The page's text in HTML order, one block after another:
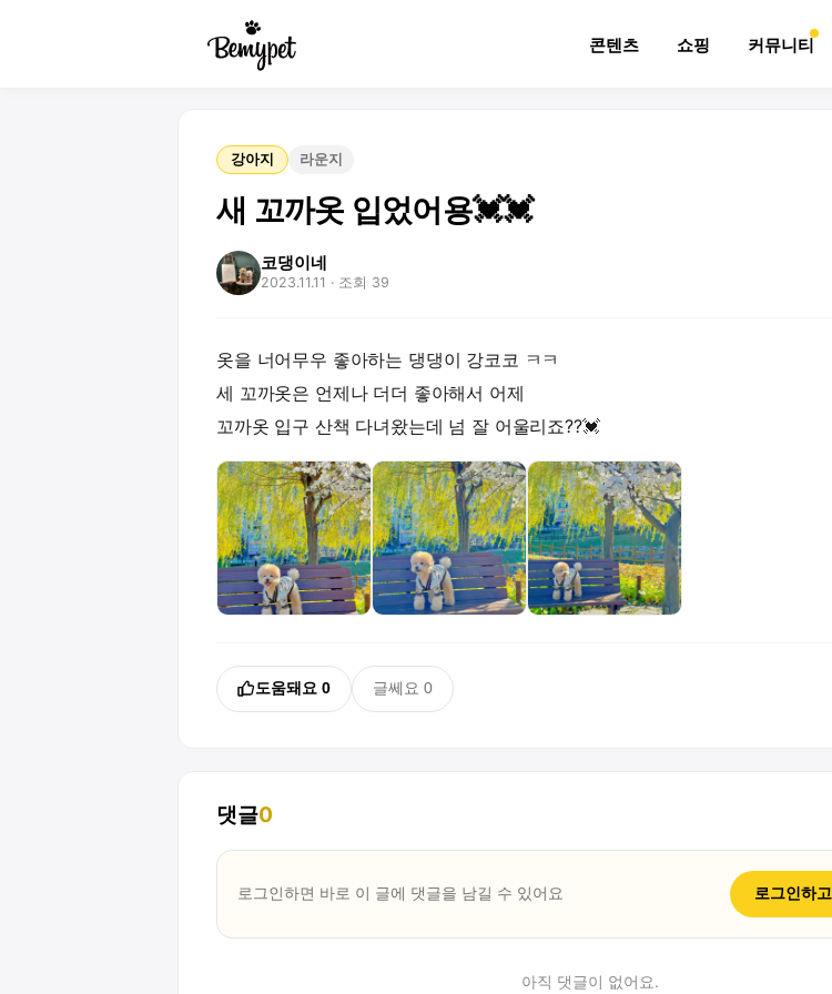
콘텐츠 쇼핑 커뮤니티
강아지 라운지
새 꼬까옷 입었어용💓💓
코댕이네
2023.11.11 · 조회 39
옷을 너어무우 좋아하는 댕댕이 강코코 ㅋㅋ
세 꼬까옷은 언제나 더더 좋아해서 어제
꼬까옷 입구 산책 다녀왔는데 넘 잘 어울리죠??💓
도움돼요 0 글쎄요 0
댓글0
로그인하면 바로 이 글에 댓글을 남길 수 있어요 로그인하고
아직 댓글이 없어요.